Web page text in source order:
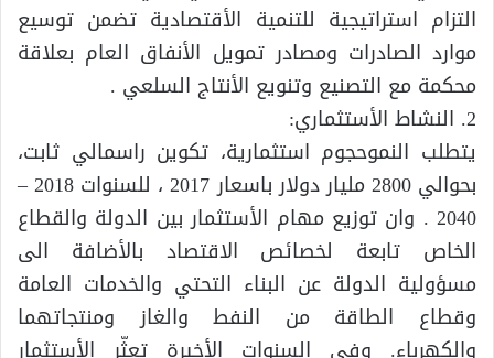
التزام استراتيجية للتنمية الأقتصادية تضمن توسيع
موارد الصادرات ومصادر تمويل الأنفاق العام بعلاقة
محكمة مع التصنيع وتنويع الأنتاج السلعي .
2. النشاط الأستثماري:
يتطلب النموحجوم استثمارية، تكوين راسمالي ثابت،
بحوالي 2800 مليار دولار باسعار 2017 ، للسنوات 2018 –
2040 . وان توزيع مهام الأستثمار بين الدولة والقطاع
الخاص تابعة لخصائص الاقتصاد بالأضافة الى
مسؤولية الدولة عن البناء التحتي والخدمات العامة
وقطاع الطاقة من النفط والغاز ومنتجاتهما
والكهرباء. وفي السنوات الأخيرة تعثّر الأستثمار